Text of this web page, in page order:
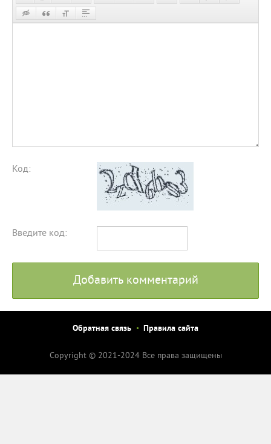
Код:
Введите код:
Добавить комментарий
Обратная связь Правила сайта
Copyright © 2021-2024 Все права защищены